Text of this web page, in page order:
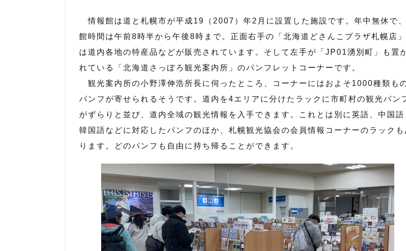
情報館は道と札幌市が平成19（2007）年2月に設置した施設です。年中無休で
館時間は午前8時半から午後8時まで。正面右手の「北海道どさんこプラザ札幌店
は道内各地の特産品などが販売されています。そして左手が「JP01湧別町」も置
れている「北海道さっぽろ観光案内所」のパンフレットコーナーです。
観光案内所の小野澤伸浩所長に伺ったところ、コーナーにはおよそ1000種類も
パンフが寄せられるそうです。道内を4エリアに分けたラックに市町村の観光パン
がずらりと並び、道内全域の観光情報を入手できます。これとは別に英語、中国語
韓国語などに対応したパンフのほか、札幌観光協会の会員情報コーナーのラックも
ります。どのパンフも自由に持ち帰ることができます。